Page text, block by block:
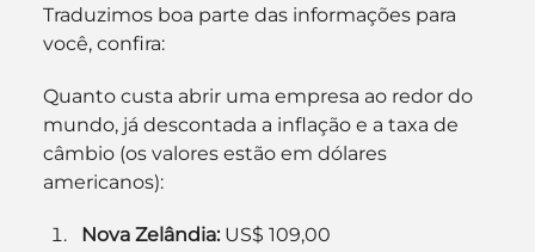
Traduzimos boa parte das informações para
você, confira:
Quanto custa abrir uma empresa ao redor do
mundo, já descontada a inflação e a taxa de
câmbio (os valores estão em dólares
americanos):
Nova Zelândia: US$ 109,00